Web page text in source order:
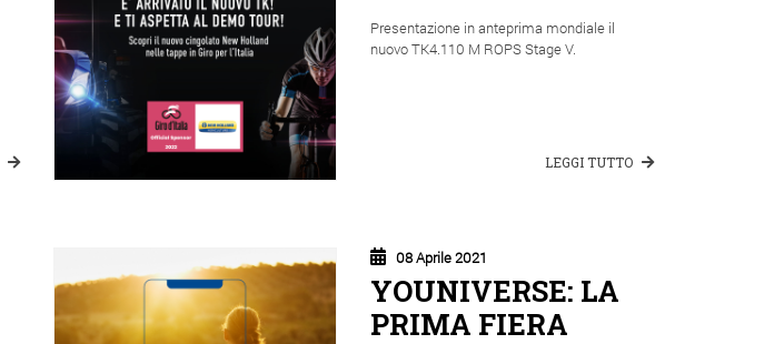
Presentazione in anteprima mondiale il
nuovo TK4.110 M ROPS Stage V.
LEGGI TUTTO
08 Aprile 2021
YOUNIVERSE: LA
PRIMA FIERA